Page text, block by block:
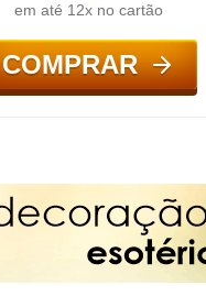
em até 12x no cartão
COMPRAR